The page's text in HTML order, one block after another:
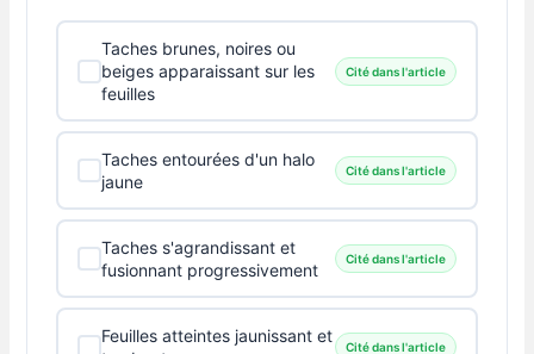
Taches brunes, noires ou
beiges apparaissant sur les
feuilles
Cité dans l'article
Taches entourées d'un halo
jaune
Cité dans l'article
Taches s'agrandissant et
fusionnant progressivement
Cité dans l'article
Feuilles atteintes jaunissant et
Cité dans l'article